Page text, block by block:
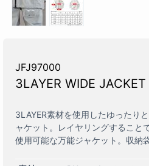
JFJ97000
3LAYER WIDE JACKET
3LAYER素材を使用したゆったり
ャケット。レイヤリングすること
使用可能な万能ジャケット。収納